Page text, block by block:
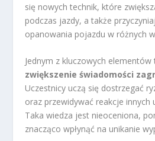
się nowych technik, które
podczas jazdy, a także
opanowania pojazdu w różnych
Jednym z kluczowych
zwiększenie świadomości
Uczestnicy uczą się dostrzegać
oraz przewidywać reakcje innych
Taka wiedza jest nieoceniona,
znacząco wpłynąć na unikanie